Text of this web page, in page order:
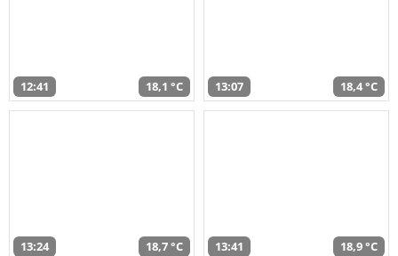
12:41 18,1 °C 13:07 18,4 °C
13:24 18,7 °C 13:41 18,9 °C